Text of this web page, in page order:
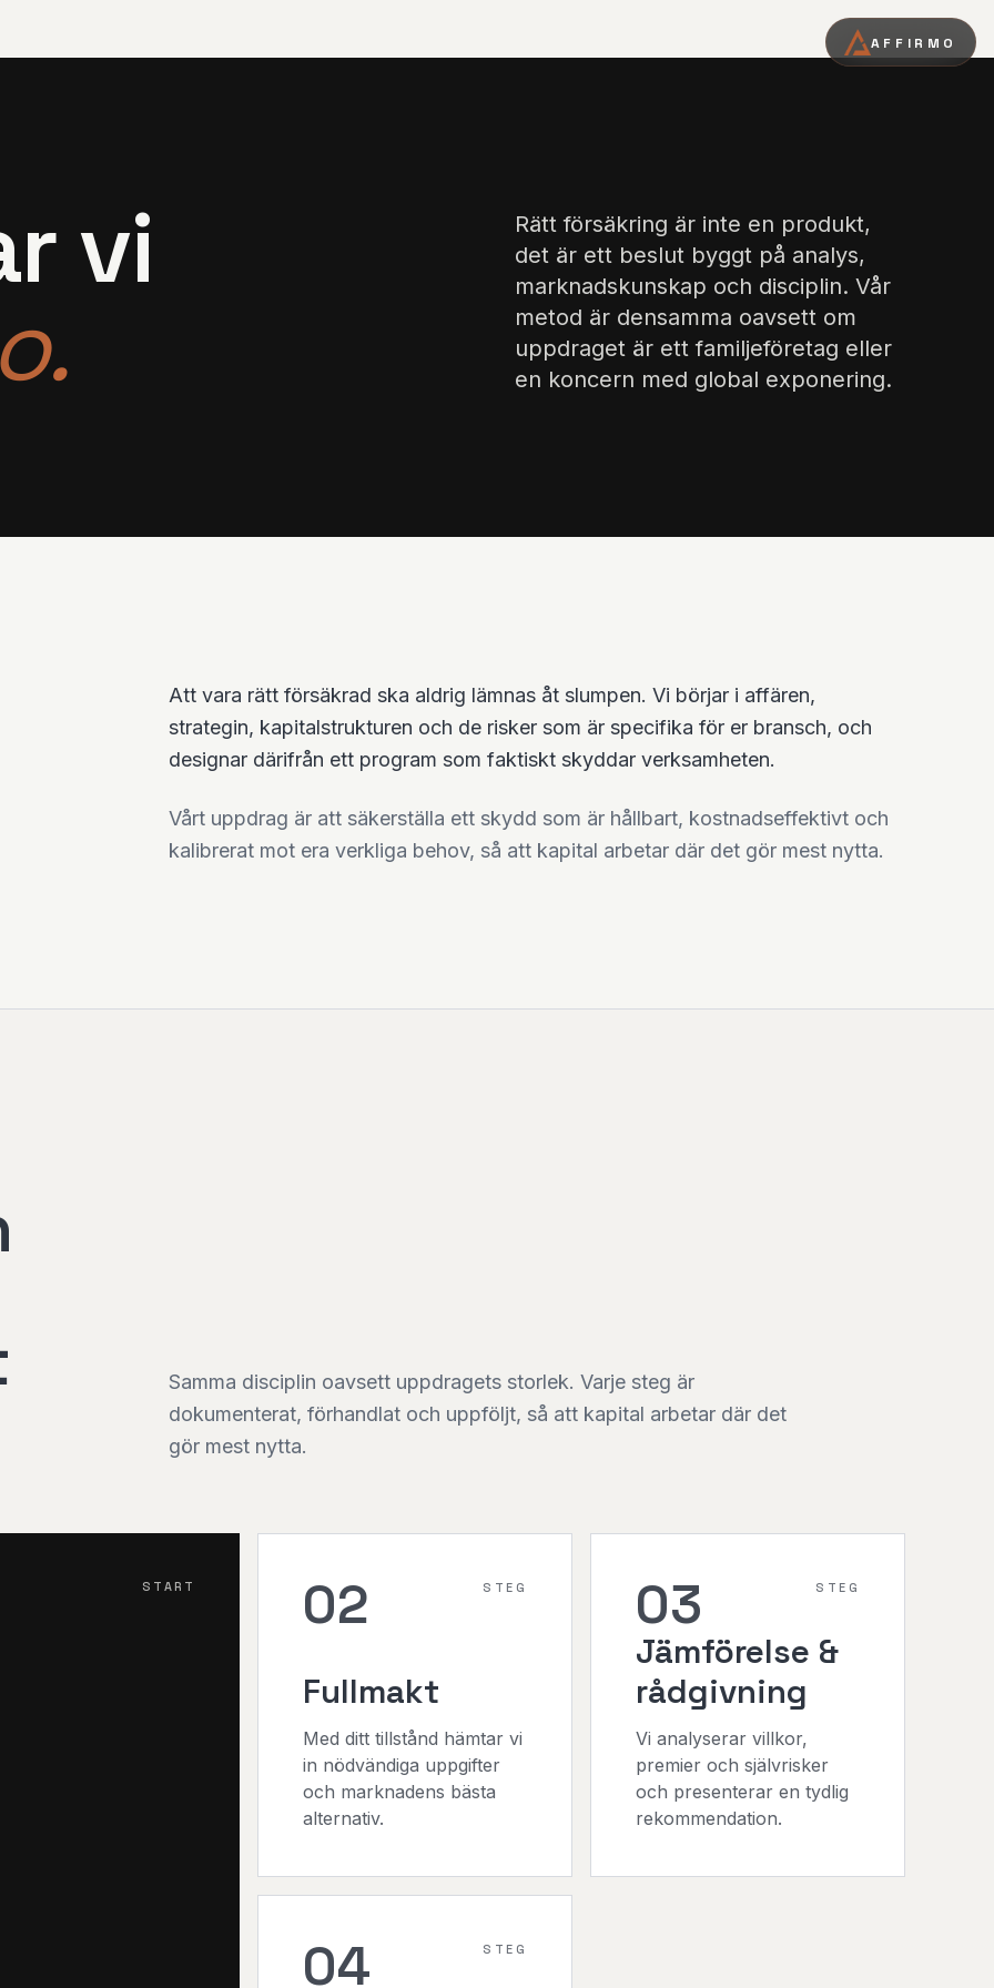
AFFIRMO
vi
Rätt försäkring är inte en produkt,
det är ett beslut byggt på analys,
marknadskunskap och disciplin. Vår
metod är densamma oavsett om
uppdraget är ett familjeföretag eller
en koncern med global exponering.
Att vara rätt försäkrad ska aldrig lämnas åt slumpen. Vi börjar i affären,
strategin, kapitalstrukturen och de risker som är specifika för er bransch, och
designar därifrån ett program som faktiskt skyddar verksamheten.
Vårt uppdrag är att säkerställa ett skydd som är hållbart, kostnadseffektivt och
kalibrerat mot era verkliga behov, så att kapital arbetar där det gör mest nytta.
Samma disciplin oavsett uppdragets storlek. Varje steg är
dokumenterat, förhandlat och uppföljt, så att kapital arbetar där det
gör mest nytta.
START 02 STEG
Fullmakt
Med ditt tillstånd hämtar vi
in nödvändiga uppgifter
och marknadens bästa
alternativ.
03 STEG
Jämförelse &
rådgivning
Vi analyserar villkor,
premier och självrisker
och presenterar en tydlig
rekommendation.
04 STEG